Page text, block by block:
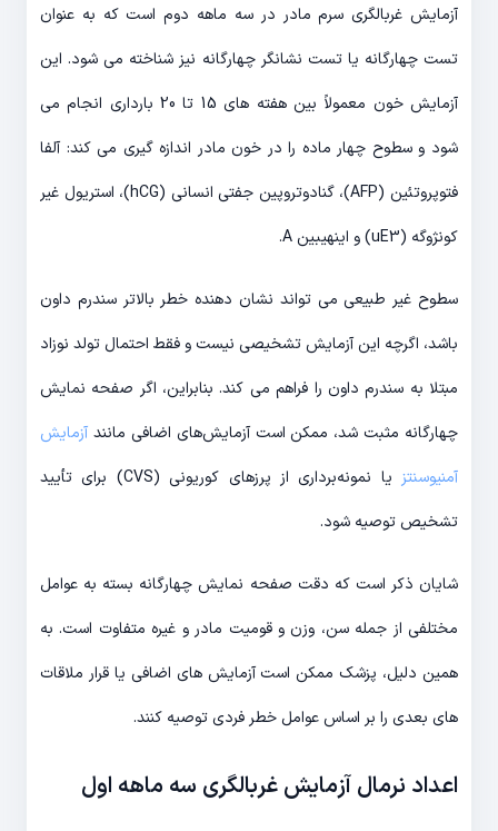
آزمایش غربالگری سرم مادر در سه ماهه دوم است که به عنوان
تست چهارگانه یا تست نشانگر چهارگانه نیز شناخته می شود. این
آزمایش خون معمولاً بین هفته های 15 تا 20 بارداری انجام می
شود و سطوح چهار ماده را در خون مادر اندازه گیری می کند: آلفا
فتوپروتئین (AFP)، گنادوتروپین جفتی انسانی (hCG)، استریول غیر
کونژوگه (uE3) و اینهیبین A.
سطوح غیر طبیعی می تواند نشان دهنده خطر بالاتر سندرم داون
باشد، اگرچه این آزمایش تشخیصی نیست و فقط احتمال تولد نوزاد
مبتلا به سندرم داون را فراهم می کند. بنابراین، اگر صفحه نمایش
چهارگانه مثبت شد، ممکن است آزمایش‌های اضافی مانند آزمایش
آمنیوسنتز
یا نمونه‌برداری از پرزهای کوریونی (CVS) برای تأیید
تشخیص توصیه شود.
شایان ذکر است که دقت صفحه نمایش چهارگانه بسته به عوامل
مختلفی از جمله سن، وزن و قومیت مادر و غیره متفاوت است. به
همین دلیل، پزشک ممکن است آزمایش های اضافی یا قرار ملاقات
های بعدی را بر اساس عوامل خطر فردی توصیه کنند.
اعداد نرمال آزمایش غربالگری سه ماهه اول